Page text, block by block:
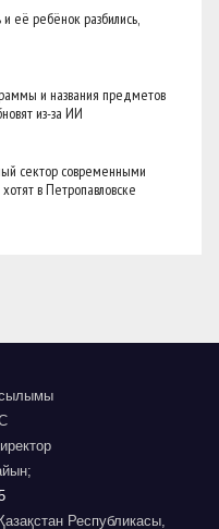
её ребёнок разбились,
и названия предметов
из-за ИИ
сектор современными
в Петропавловске
Республикасы,